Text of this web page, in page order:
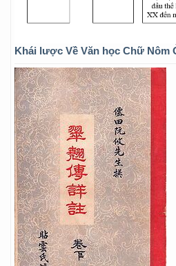
Khái lược Về Văn học Chữ Nôm